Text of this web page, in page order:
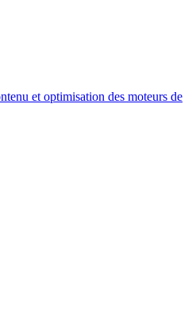
et optimisation des moteurs de